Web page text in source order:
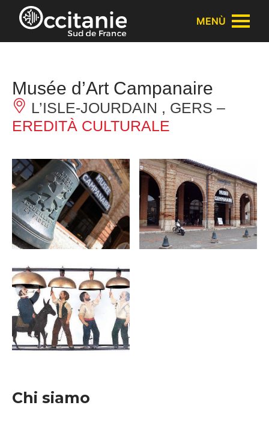
Pannello di gestione dei cookies
MENÙ
Musée d’Art Campanaire
L’ISLE-JOURDAIN , GERS –
EREDITÀ CULTURALE
Chi siamo